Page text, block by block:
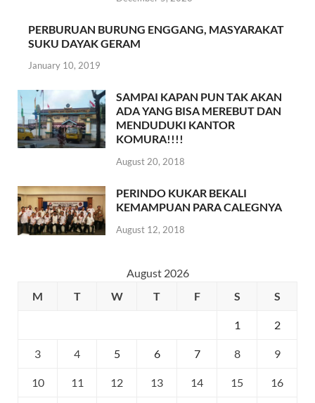
PERBURUAN BURUNG ENGGANG, MASYARAKAT
SUKU DAYAK GERAM
January 10, 2019
SAMPAI KAPAN PUN TAK AKAN
ADA YANG BISA MEREBUT DAN
MENDUDUKI KANTOR
KOMURA!!!!
August 20, 2018
PERINDO KUKAR BEKALI
KEMAMPUAN PARA CALEGNYA
August 12, 2018
August 2026
M
T W T F S S
1 2
3 4 5 6 7 8 9
10 11 12 13 14 15 16